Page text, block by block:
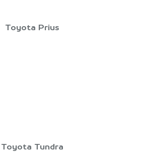
Toyota Prius
Toyota Tundra